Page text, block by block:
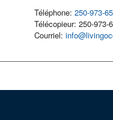
Téléphone: 250-973-
Télécopieur: 250-973-
Courriel: